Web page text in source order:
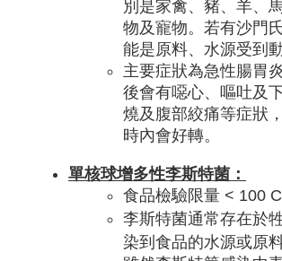
別是家禽、豬、羊、
物及寵物。若有沙門
能是原料、水源受到
主要症狀為急性腸胃
後會有噁心、嘔吐及
燒及腹部絞痛等症狀
時內會好轉。
單核球增多性李斯特菌：
食品檢驗限量 < 100
李斯特菌通常存在於
染到食品的水源或原料